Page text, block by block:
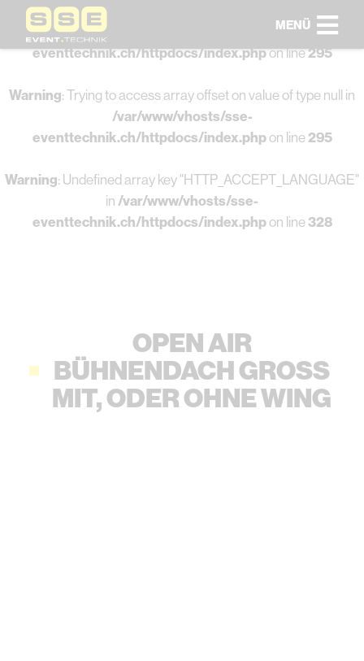
Warning: Undefined array key 0 in
/var/www/vhosts/sse-
eventtechnik.ch/httpdocs/index.phpon line295
Warning: Trying to access array offset on value of type null in
/var/www/vhosts/sse-
eventtechnik.ch/httpdocs/index.phpon line295
Warning: Undefined array key "HTTP_ACCEPT_LANGUAGE"
in /var/www/vhosts/sse-
eventtechnik.ch/httpdocs/index.phpon line328
MENÜ
OPEN AIR
BÜHNENDACH GROSS
MIT, ODER OHNE WING